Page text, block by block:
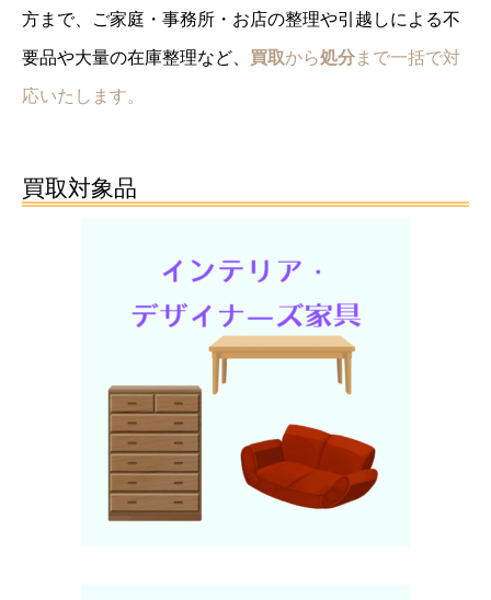
方まで、ご家庭・事務所・お店の整理や引越しによる不
要品や大量の在庫整理など、 買取から処分まで一括で対
応いたします。
買取対象品